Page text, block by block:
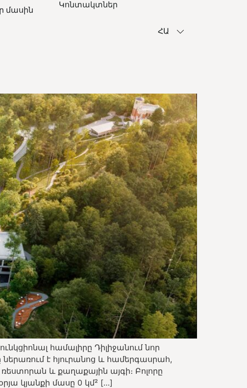
մասին
Կոնտակտներ
ՀԱ
համալիրը Դիլիջանում նոր
է հյուրանոց և համերգասրահ,
և քաղաքային այգի։ Բոլորը
կյանքի մասը 0 կմ² […]